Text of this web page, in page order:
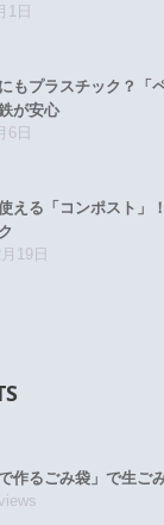
1日
もプラスチック？「
が安心
6日
える「コンポスト」
19日
作るごみ袋」で生ご